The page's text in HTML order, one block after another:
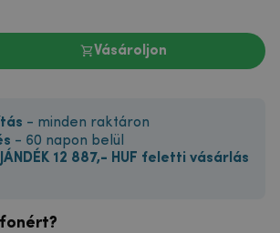
Vásároljon
- minden raktáron
- 60 napon belül
12 887,- HUF feletti vásárlás